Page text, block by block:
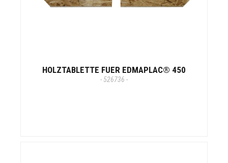
HOLZTABLETTE FUER EDMAPLAC® 450
- 526736 -